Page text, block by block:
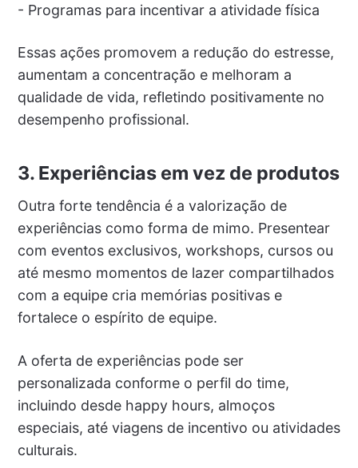
- Programas para incentivar a atividade física
Essas ações promovem a redução do estresse,
aumentam a concentração e melhoram a
qualidade de vida, refletindo positivamente no
desempenho profissional.
3. Experiências em vez de produtos
Outra forte tendência é a valorização de
experiências como forma de mimo. Presentear
com eventos exclusivos, workshops, cursos ou
até mesmo momentos de lazer compartilhados
com a equipe cria memórias positivas e
fortalece o espírito de equipe.
A oferta de experiências pode ser
personalizada conforme o perfil do time,
incluindo desde happy hours, almoços
especiais, até viagens de incentivo ou atividades
culturais.